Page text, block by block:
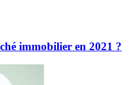
immobilier en 2021 ?